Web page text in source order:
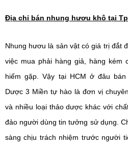
Địa chỉ bán nhung hươu khô tại
Nhung hươu là sản vật có giá trị đắt
việc mua phải hàng giả, hàng kém
hiếm gặp. Vậy tại HCM ở đâu
Dược 3 Miền tự hào là đơn vị
và nhiều loại thảo dược khác với
đảo người dùng tin tưởng sử dụng.
sàng chịu trách nhiệm trước người